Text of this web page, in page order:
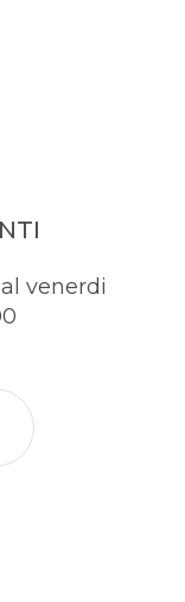
venerdi